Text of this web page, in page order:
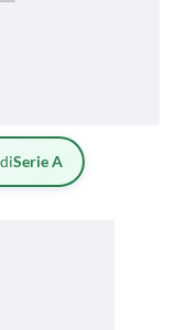
Serie A